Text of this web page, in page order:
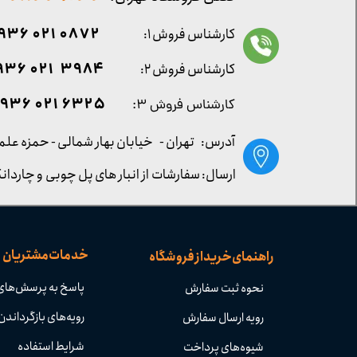
راهنمای خرید از فروشگاه
نحوه ثبت سفارش
رویه ارسال سفارش
شیوه‌های پرداخت
خدمات مشتریان
پاسخ به
رویه‌های
شرایط استفاده
کارشناس فروش ۳: ۶۳۲۵ ۰۲۱ ۰۹۳۶
آدرس: تهران - خیابان بهار شمالی - حمزه
کارشناس فروش ۱: 0872 021 0936
کارشناس فروش ۲:
۳۹۸۴ ۰۲۱ ۰۹۳۶
ارسال: سفارشات از انبار های پل چوبی و